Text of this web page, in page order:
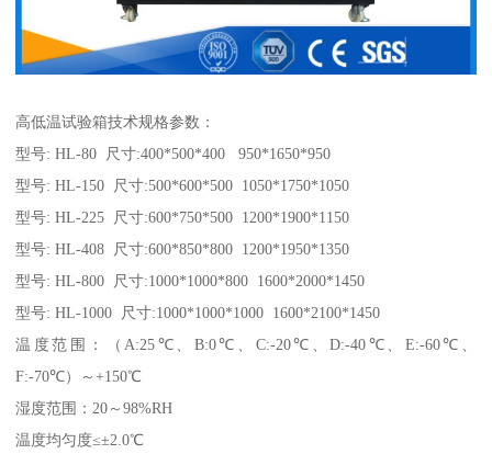
高低温试验箱技术规格参数：
型号: HL-80 尺寸:400*500*400 950*1650*950
型号: HL-150 尺寸:500*600*500 1050*1750*1050
型号: HL-225 尺寸:600*750*500 1200*1900*1150
型号: HL-408 尺寸:600*850*800 1200*1950*1350
型号: HL-800 尺寸:1000*1000*800 1600*2000*1450
型号: HL-1000 尺寸:1000*1000*1000 1600*2100*1450
温度范围：（A:25℃、B:0℃、C:-20℃、D:-40℃、E:-60℃、
F:-70℃）～+150℃
湿度范围：20～98%RH
温度均匀度≤±2.0℃